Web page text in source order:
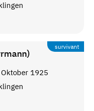
survivant
1925